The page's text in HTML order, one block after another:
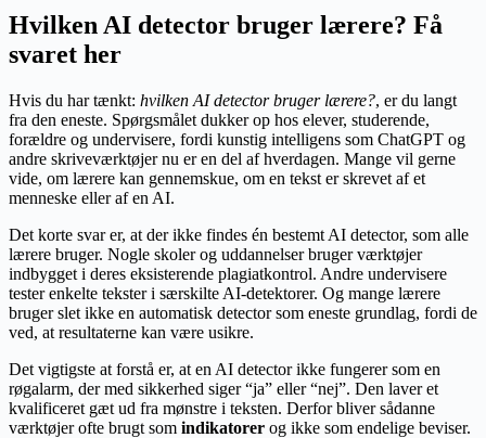
Hvilken AI detector bruger lærere? Få
svaret her
Hvis du har tænkt: hvilken AI detector bruger lærere?, er du langt
fra den eneste. Spørgsmålet dukker op hos elever, studerende,
forældre og undervisere, fordi kunstig intelligens som ChatGPT og
andre skriveværktøjer nu er en del af hverdagen. Mange vil gerne
vide, om lærere kan gennemskue, om en tekst er skrevet af et
menneske eller af en AI.
Det korte svar er, at der ikke findes én bestemt AI detector, som alle
lærere bruger. Nogle skoler og uddannelser bruger værktøjer
indbygget i deres eksisterende plagiatkontrol. Andre undervisere
tester enkelte tekster i særskilte AI-detektorer. Og mange lærere
bruger slet ikke en automatisk detector som eneste grundlag, fordi de
ved, at resultaterne kan være usikre.
Det vigtigste at forstå er, at en AI detector ikke fungerer som en
røgalarm, der med sikkerhed siger “ja” eller “nej”. Den laver et
kvalificeret gæt ud fra mønstre i teksten. Derfor bliver sådanne
værktøjer ofte brugt som indikatorer og ikke som endelige beviser.